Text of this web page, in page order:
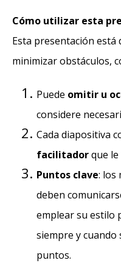
Cómo utilizar esta
Esta presentación está
minimizar obstáculos,
Puede omitir u
considere
Cada diapositiva
facilitadorque
Puntos clave: los
deben
emplear su estilo
siempre y
puntos.